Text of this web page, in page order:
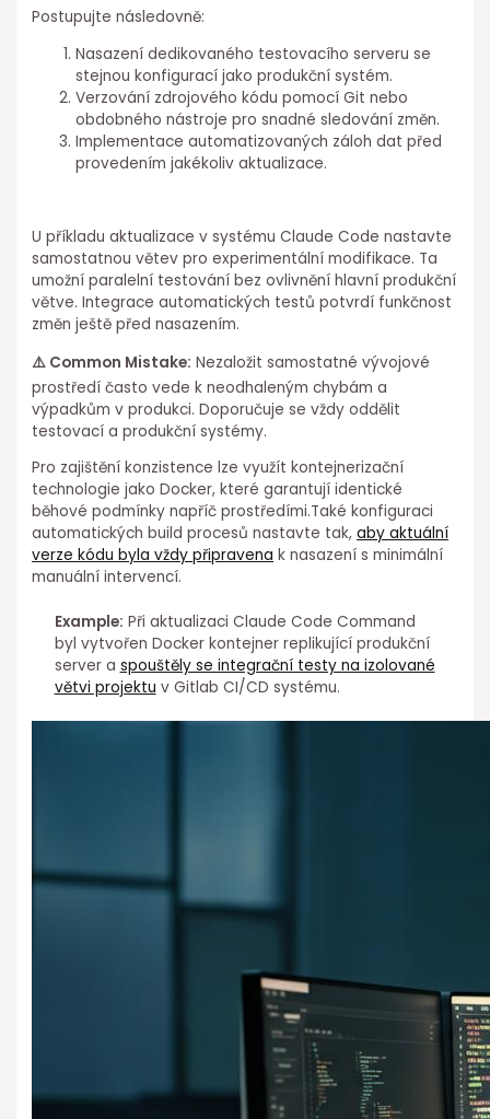
Postupujte následovně:
Nasazení⁢ dedikovaného testovacího⁤ serveru se
stejnou konfigurací jako ⁤produkční systém.
Verzování zdrojového ⁢kódu pomocí Git nebo
obdobného ⁤nástroje pro snadné sledování změn.
Implementace automatizovaných záloh dat před
provedením jakékoliv aktualizace.
U příkladu aktualizace v systému⁣ Claude Code nastavte⁣
samostatnou větev pro experimentální modifikace. ⁢Ta⁢
umožní paralelní testování bez ovlivnění hlavní ⁢produkční
větve. Integrace automatických testů potvrdí funkčnost
změn ještě před nasazením.
⚠️ Common Mistake: Nezaložit samostatné vývojové
prostředí ⁢často vede k neodhaleným chybám a
výpadkům v produkci.⁢ Doporučuje se vždy oddělit
testovací a produkční systémy.
Pro ⁤zajištění konzistence lze⁢ využít kontejnerizační⁢
technologie jako Docker, které garantují identické
běhové⁤ podmínky napříč ⁢prostředími.Také konfiguraci
automatických build⁣ procesů nastavte tak,aby aktuální
verze kódu byla vždy připravena k nasazení⁢ s minimální⁢
manuální intervencí.
Example: Při aktualizaci⁤ Claude Code Command
byl vytvořen Docker kontejner replikující produkční
server⁤ a spouštěly se ⁤integrační testy na izolované
větvi projektu ⁣v Gitlab CI/CD systému.